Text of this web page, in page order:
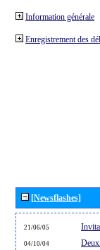
Information générale
Enregistrement des
[Newsflashes]
21/06/05
04/10/04